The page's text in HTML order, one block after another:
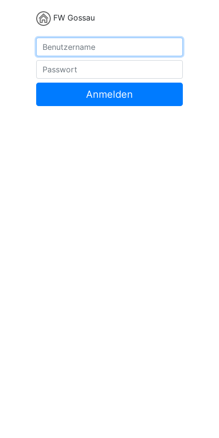
FW Gossau
Benutzername
Passwort
Anmelden